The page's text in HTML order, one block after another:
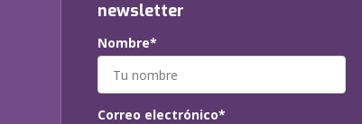
newsletter
Nombre*
Correo electrónico*